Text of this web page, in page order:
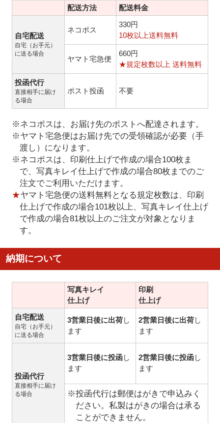
配送方法 配送料金
自宅配送
自宅（お手元）
に送る場合
ネコポス
330円
10枚以上送料無料
ヤマト宅急便
660円
★規定枚数以上 送料無料
投函代行
直接相手に届け
る場合
ポスト投函 不要
※ネコポスは、お届け先のポストへ配達されます。
※ヤマト宅急便はお届け先での受領確認が必要（手
渡し）になります。
※ネコポスは、印刷仕上げで作成の場合100枚ま
で、写真キレイ仕上げで作成の場合80枚までのご
注文でご利用いただけます。
★ヤマト宅急便の送料無料となる規定枚数は、印刷
仕上げで作成の場合101枚以上、写真キレイ仕上げ
で作成の場合81枚以上のご注文が対象となりま
す。
納期について
写真キレイ
仕上げ
印刷
仕上げ
自宅配送
自宅（お手元）
に送る場合
3営業日後に出荷し
ます
2営業日後に出荷し
ます
投函代行
直接相手に届け
る場合
3営業日後に投函し
ます
2営業日後に投函し
ます
※投函代行は郵便はがきで申込みく
ださい。私製はがきの場合は承る
ことができません。